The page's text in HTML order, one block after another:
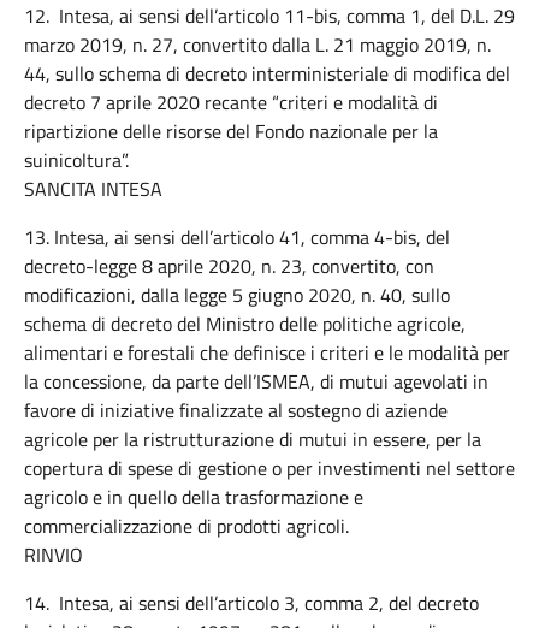
12. Intesa, ai sensi dell’articolo 11-bis, comma 1, del D.L. 29
marzo 2019, n. 27, convertito dalla L. 21 maggio 2019, n.
44, sullo schema di decreto interministeriale di modifica del
decreto 7 aprile 2020 recante “criteri e modalità di
ripartizione delle risorse del Fondo nazionale per la
suinicoltura”.
SANCITA INTESA
13. Intesa, ai sensi dell’articolo 41, comma 4-bis, del
decreto-legge 8 aprile 2020, n. 23, convertito, con
modificazioni, dalla legge 5 giugno 2020, n. 40, sullo
schema di decreto del Ministro delle politiche agricole,
alimentari e forestali che definisce i criteri e le modalità per
la concessione, da parte dell’ISMEA, di mutui agevolati in
favore di iniziative finalizzate al sostegno di aziende
agricole per la ristrutturazione di mutui in essere, per la
copertura di spese di gestione o per investimenti nel settore
agricolo e in quello della trasformazione e
commercializzazione di prodotti agricoli.
RINVIO
14. Intesa, ai sensi dell’articolo 3, comma 2, del decreto